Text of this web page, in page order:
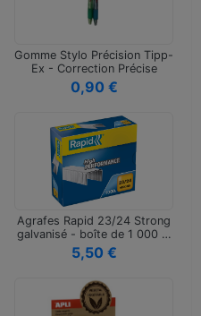
Gomme Stylo Précision Tipp-
Ex - Correction Précise
pou…
0,90 €
Agrafes Rapid 23/24 Strong
galvanisé - boîte de 1 000 …
5,50 €